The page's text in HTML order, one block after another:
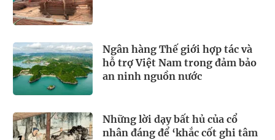
Ngân hàng Thế giới hợp tác và
hỗ trợ Việt Nam trong đảm bảo
an ninh nguồn nước
Những lời dạy bất hủ của cổ
nhân đáng để ‘khắc cốt ghi tâm